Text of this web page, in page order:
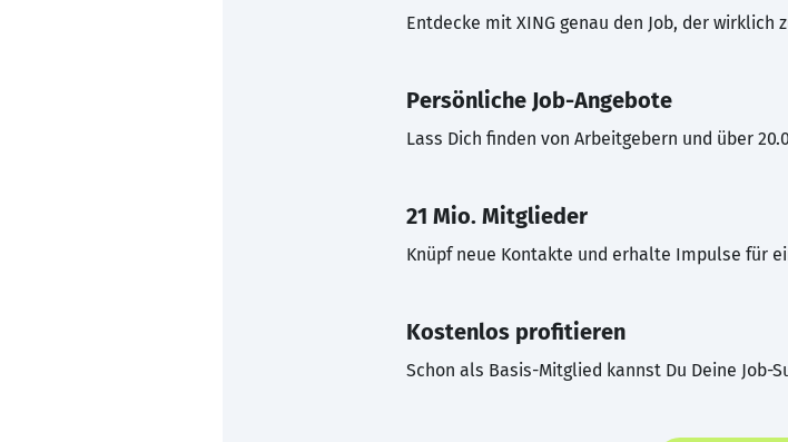
Entdecke mit XING genau den Job, der wirklich
Persönliche Job-Angebote
Lass Dich finden von Arbeitgebern und über
21 Mio. Mitglieder
Knüpf neue Kontakte und erhalte Impulse für
Kostenlos profitieren
Schon als Basis-Mitglied kannst Du Deine Job-